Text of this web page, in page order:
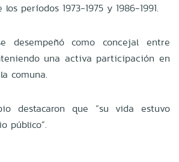
períodos 1973-1975 y 1986-1991.
desempeñó como concejal entre
una activa participación en
comuna.
destacaron que “su vida estuvo
público”.